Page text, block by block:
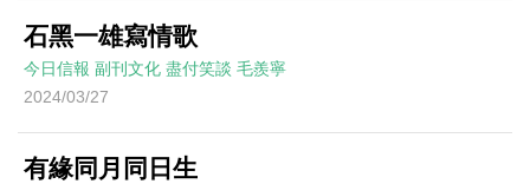
石黑一雄寫情歌
今日信報 副刊文化 盡付笑談 毛羨寧
2024/03/27
有緣同月同日生